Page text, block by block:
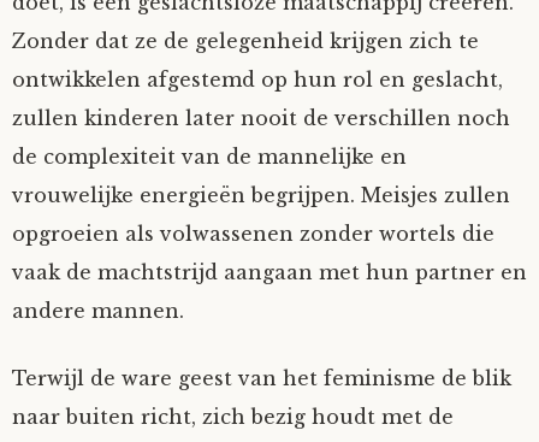
Zonder dat ze de gelegenheid krijgen zich te
ontwikkelen afgestemd op hun rol en geslacht,
zullen kinderen later nooit de verschillen noch
de complexiteit van de mannelijke en
vrouwelijke energieën begrijpen. Meisjes zullen
opgroeien als volwassenen zonder wortels die
vaak de machtstrijd aangaan met hun partner en
andere mannen.
Terwijl de ware geest van het feminisme de blik
naar buiten richt, zich bezig houdt met de